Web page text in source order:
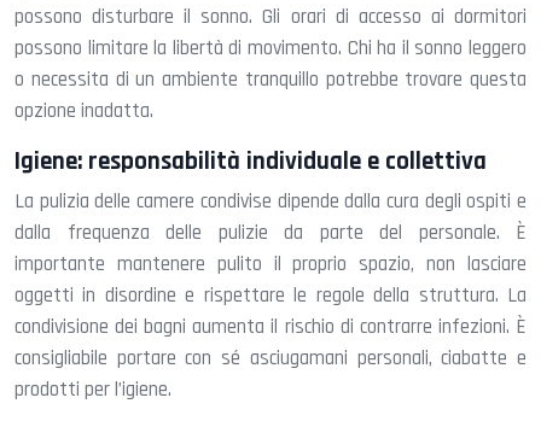
possono disturbare il sonno. Gli orari di accesso ai dormitori
possono limitare la libertà di movimento. Chi ha il sonno leggero
o necessita di un ambiente tranquillo potrebbe trovare questa
opzione inadatta.
Igiene: responsabilità individuale e collettiva
La pulizia delle camere condivise dipende dalla cura degli ospiti e
dalla frequenza delle pulizie da parte del personale. È
importante mantenere pulito il proprio spazio, non lasciare
oggetti in disordine e rispettare le regole della struttura. La
condivisione dei bagni aumenta il rischio di contrarre infezioni. È
consigliabile portare con sé asciugamani personali, ciabatte e
prodotti per l’igiene.